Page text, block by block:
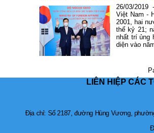
26/03/2019
Việt Nam -
2001, hai
thế kỷ 21;
nhất trí ủng
diện vào
LIÊN HIỆP CÁC
Địa chỉ: Số 2187, đường Hùng Vương,